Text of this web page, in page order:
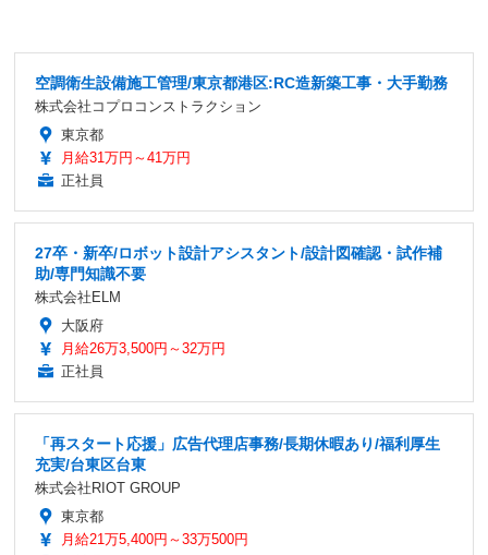
空調衛生設備施工管理/東京都港区:RC造新築工事・大手勤務
株式会社コプロコンストラクション
東京都
月給31万円～41万円
正社員
27卒・新卒/ロボット設計アシスタント/設計図確認・試作補
助/専門知識不要
株式会社ELM
大阪府
月給26万3,500円～32万円
正社員
「再スタート応援」広告代理店事務/長期休暇あり/福利厚生
充実/台東区台東
株式会社RIOT GROUP
東京都
月給21万5,400円～33万500円